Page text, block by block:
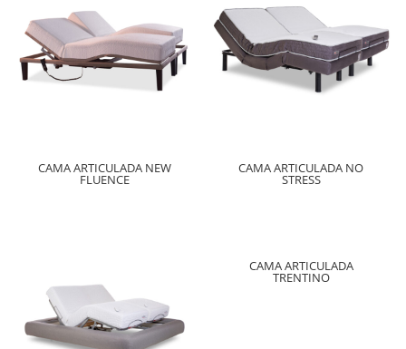
CAMA ARTICULADA NEW
FLUENCE
CAMA ARTICULADA NO
STRESS
CAMA ARTICULADA
TRENTINO